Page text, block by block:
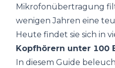
Mikrofonübertragung
wenigen Jahren eine
Heute findet sie sich in
Kopfhörern unter 100
In diesem Guide